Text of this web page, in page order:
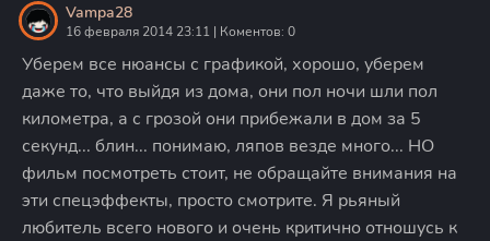
Vampa28
16 февраля 2014 23:11 | Коментов: 0
Уберем все нюансы с графикой, хорошо, уберем
даже то, что выйдя из дома, они пол ночи шли пол
километра, а с грозой они прибежали в дом за 5
секунд... блин... понимаю, ляпов везде много... НО
фильм посмотреть стоит, не обращайте внимания на
эти спецэффекты, просто смотрите. Я рьяный
любитель всего нового и очень критично отношусь к